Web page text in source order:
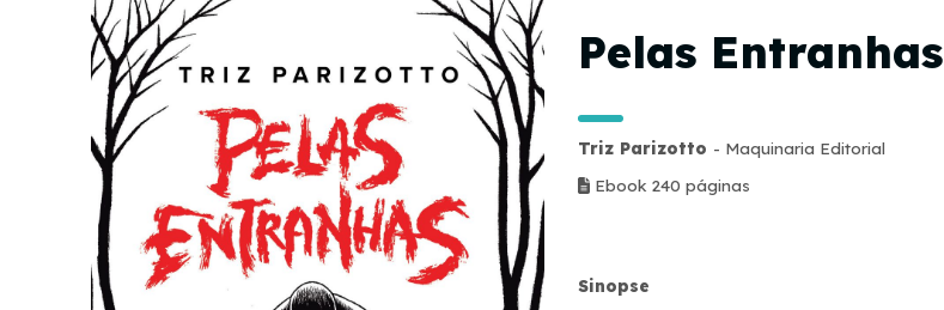
Pelas Entranhas
Triz Parizotto - Maquinaria Editorial
Ebook 240 páginas
Sinopse